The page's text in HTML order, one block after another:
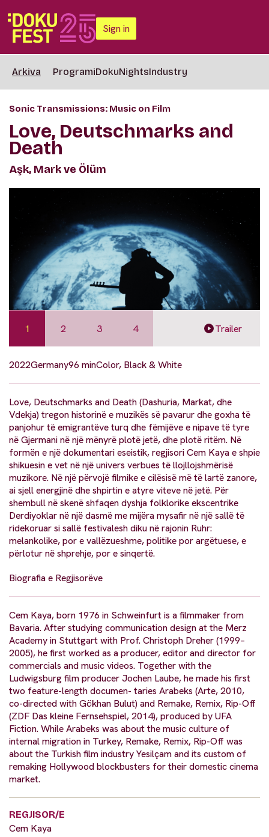
Sign in
Arkiva ProgramiDokuNightsIndustry
Sonic Transmissions: Music on Film
Love, Deutschmarks and
Death
Aşk, Mark ve Ölüm
1 2 3 4 Trailer
2022Germany96 minColor, Black & White
Love, Deutschmarks and Death (Dashuria, Markat, dhe
Vdekja) tregon historinë e muzikës së pavarur dhe goxha të
panjohur të emigrantëve turq dhe fëmijëve e nipave të tyre
në Gjermani në një mënyrë plotë jetë, dhe plotë ritëm. Në
formën e një dokumentari eseistik, regjisori Cem Kaya e shpie
shikuesin e vet në një univers verbues të llojllojshmërisë
muzikore. Në një përvojë filmike e cilësisë më të lartë zanore,
ai sjell energjinë dhe shpirtin e atyre viteve në jetë. Për
shembull në skenë shfaqen dyshja folklorike ekscentrike
Derdiyoklar në një dasmë me mijëra mysafir në një sallë të
ridekoruar si sallë festivalesh diku në rajonin Ruhr:
melankolike, por e vallëzueshme, politike por argëtuese, e
përlotur në shprehje, por e sinqertë.
Biografia e Regjisorëve
Cem Kaya, born 1976 in Schweinfurt is a filmmaker from
Bavaria. After studying communication design at the Merz
Academy in Stuttgart with Prof. Christoph Dreher (1999–
2005), he first worked as a producer, editor and director for
commercials and music videos. Together with the
Ludwigsburg film producer Jochen Laube, he made his first
two feature-length documen- taries Arabeks (Arte, 2010,
co-directed with Gökhan Bulut) and Remake, Remix, Rip-Off
(ZDF Das kleine Fernsehspiel, 2014), produced by UFA
Fiction. While Arabeks was about the music culture of
internal migration in Turkey, Remake, Remix, Rip-Off was
about the Turkish film industry Yesilçam and its custom of
remaking Hollywood blockbusters for their domestic cinema
market.
REGJISOR/E
Cem Kaya